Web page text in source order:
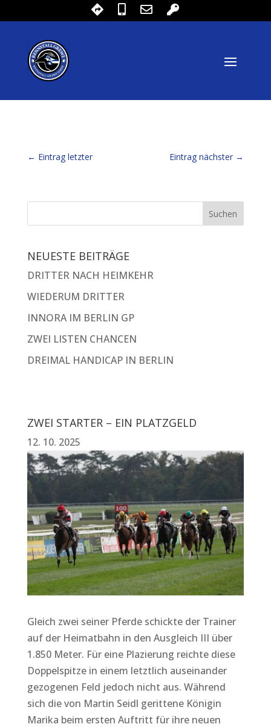
← Eintrag letzter Eintrag nächster →
NEUESTE BEITRÄGE
DRITTER NACH HEIMKEHR
WIEDERUM DRITTER
INNORA IM BERLIN GP
ZWEI LISTEN CHANCEN
DREIMAL HANDICAP IN BERLIN
ZWEI STARTER – EIN PLATZGELD
12. 10. 2025
Gleich zwei seiner Pferde schickte der Trainer
auf der Heimatbahn in den Ausgleich III über
1.850 Meter. Für eine Plazierung reichte diese
Doppelspitze in einem letztlich auseinander
gezogenen Feld jedoch nicht aus. Während
sich die von Martin Seidl gerittene Königin
Marika beim ersten Auftritt für ihre neuen